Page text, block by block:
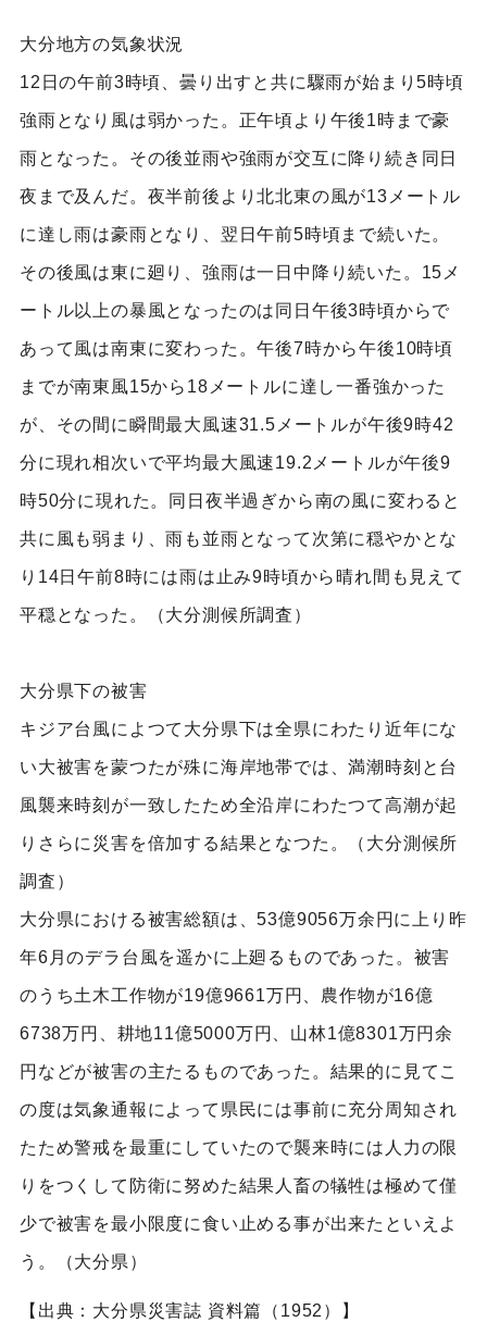
大分地方の気象状況
12日の午前3時頃、曇り出すと共に驟雨が始まり5時頃
強雨となり風は弱かった。正午頃より午後1時まで豪
雨となった。その後並雨や強雨が交互に降り続き同日
夜まで及んだ。夜半前後より北北東の風が13メートル
に達し雨は豪雨となり、翌日午前5時頃まで続いた。
その後風は東に廻り、強雨は一日中降り続いた。15メ
ートル以上の暴風となったのは同日午後3時頃からで
あって風は南東に変わった。午後7時から午後10時頃
までが南東風15から18メートルに達し一番強かった
が、その間に瞬間最大風速31.5メートルが午後9時42
分に現れ相次いで平均最大風速19.2メートルが午後9
時50分に現れた。同日夜半過ぎから南の風に変わると
共に風も弱まり、雨も並雨となって次第に穏やかとな
り14日午前8時には雨は止み9時頃から晴れ間も見えて
平穏となった。（大分測候所調査）
大分県下の被害
キジア台風によつて大分県下は全県にわたり近年にな
い大被害を蒙つたが殊に海岸地帯では、満潮時刻と台
風襲来時刻が一致したため全沿岸にわたつて高潮が起
りさらに災害を倍加する結果となつた。（大分測候所
調査）
大分県における被害総額は、53億9056万余円に上り昨
年6月のデラ台風を遥かに上廻るものであった。被害
のうち土木工作物が19億9661万円、農作物が16億
6738万円、耕地11億5000万円、山林1億8301万円余
円などが被害の主たるものであった。結果的に見てこ
の度は気象通報によって県民には事前に充分周知され
たため警戒を最重にしていたので襲来時には人力の限
りをつくして防衛に努めた結果人畜の犠牲は極めて僅
少で被害を最小限度に食い止める事が出来たといえよ
う。（大分県）
【出典：大分県災害誌 資料篇（1952）】